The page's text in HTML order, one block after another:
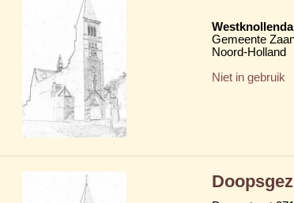
Gemeente
Noord-Holland
Niet in gebruik